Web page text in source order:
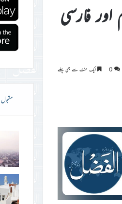
اور فارسی
0 ایک منٹ سے بھی پہلے
مقبول